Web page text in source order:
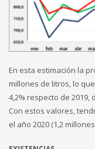
En esta estimación la
millones de litros, lo
4,2% respecto de 2019,
Con estos valores,
el año 2020 (1,2